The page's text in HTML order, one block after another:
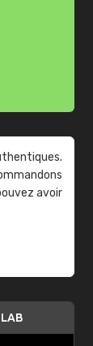
avoir
clairement quels
y a plusieurs